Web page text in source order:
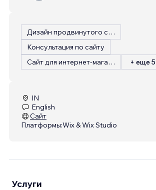
Дизайн продвинутого сайта
Консультация по сайту
Сайт для интернет-магазина
+ еще 5
IN
English
Сайт
Платформы:Wix & Wix Studio
Услуги